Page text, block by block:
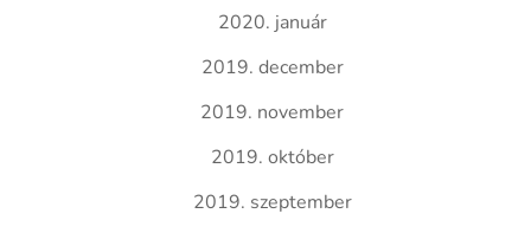
2020. január
2019. december
2019. november
2019. október
2019. szeptember